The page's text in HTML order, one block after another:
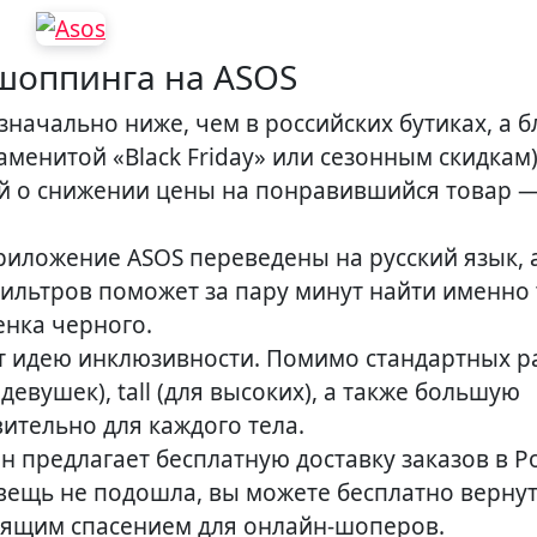
на ASOS
ниже, чем в российских бутиках, а
«Black Friday» или сезонным
о снижении цены на понравившийся товар
ASOS переведены на русский язык,
поможет за пару минут найти именно
черного.
идею инклюзивности. Помимо стандартных
tall (для высоких), а также большую
для каждого тела.
предлагает бесплатную доставку заказов в
не подошла, вы можете бесплатно
спасением для онлайн-шоперов.